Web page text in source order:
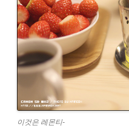
이것은 레몬티-